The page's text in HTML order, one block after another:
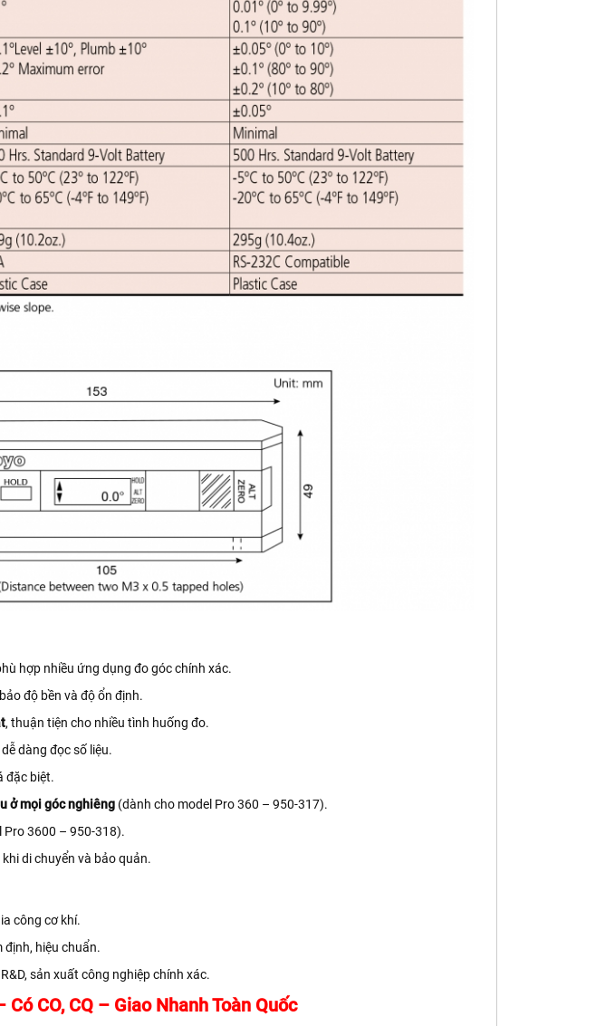
hợp nhiều ứng dụng đo góc chính xác.
độ bền và độ ổn định.
, thuận tiện cho nhiều tình huống đo.
dàng đọc số liệu.
đặc biệt.
ở mọi góc nghiêng(dành cho model Pro 360 – 950-317).
3600 – 950-318).
di chuyển và bảo quản.
công cơ khí.
định, hiệu chuẩn.
sản xuất công nghiệp chính xác.
CO, CQ – Giao Nhanh Toàn Quốc